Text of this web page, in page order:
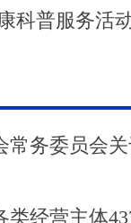
科普服务活
常务委员会
类经营主体